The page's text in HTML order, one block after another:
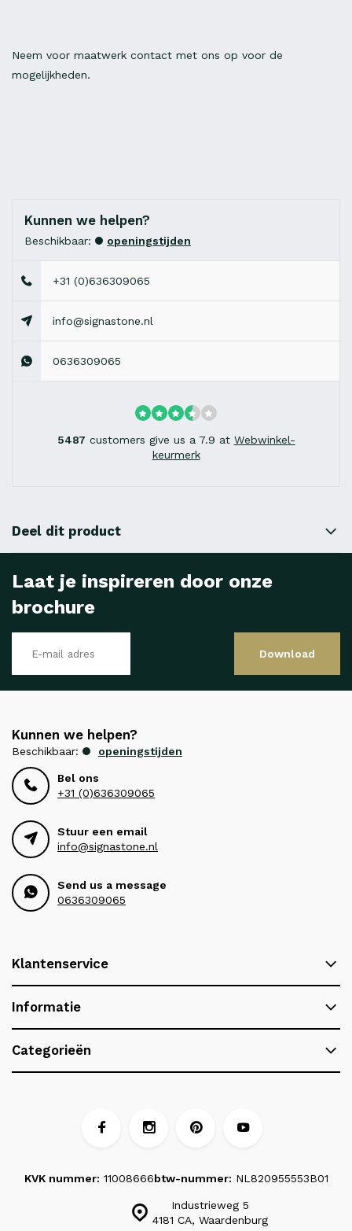
Neem voor maatwerk contact met ons op voor de
mogelijkheden.
Kunnen we helpen?
Beschikbaar: openingstijden
+31 (0)636309065
info@signastone.nl
0636309065
5487 customers give us a 7.9 at Webwinkel-
keurmerk
Deel dit product
Laat je inspireren door onze
brochure
Download
Kunnen we helpen?
Beschikbaar: openingstijden
Bel ons
+31 (0)636309065
Stuur een email
info@signastone.nl
Send us a message
0636309065
Klantenservice
Informatie
Categorieën
Industrieweg 5
4181 CA, Waardenburg
KVK nummer: 11008666btw-nummer: NL820955553B01